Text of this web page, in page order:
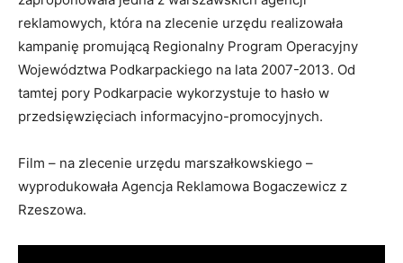
reklamowych, która na zlecenie urzędu realizowała
kampanię promującą Regionalny Program Operacyjny
Województwa Podkarpackiego na lata 2007-2013. Od
tamtej pory Podkarpacie wykorzystuje to hasło w
przedsięwzięciach informacyjno-promocyjnych.
Film – na zlecenie urzędu marszałkowskiego –
wyprodukowała Agencja Reklamowa Bogaczewicz z
Rzeszowa.